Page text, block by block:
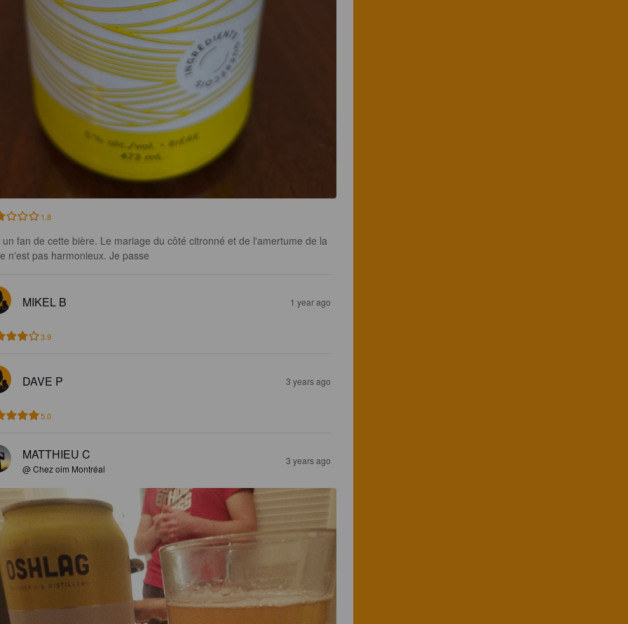
1.8
un fan de cette bière. Le mariage du côté citronné et de l'amertume de la
n'est pas harmonieux. Je passe
MIKEL B 1 year ago
3.9
DAVE P 3 years ago
5.0
MATTHIEU C
@ Chez oim Montréal
3 years ago